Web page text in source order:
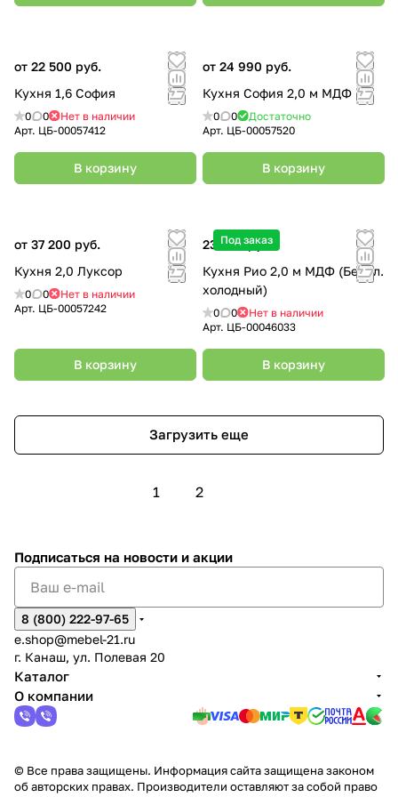
от 22 500 руб.
Кухня 1,6 София
0 0
Нет в наличии
Арт. ЦБ-00057412
В корзину
от 24 990 руб.
Кухня София 2,0 м МДФ
0 0
Достаточно
Арт. ЦБ-00057520
В корзину
от 37 200 руб.
Кухня 2,0 Луксор
0 0
Нет в наличии
Арт. ЦБ-00057242
В корзину
Под заказ
23 400 руб.
Кухня Рио 2,0 м МДФ (Бел гл.
холодный)
0 0
Нет в наличии
Арт. ЦБ-00046033
В корзину
Загрузить еще
1 2
Подписаться на новости и акции
8 (800) 222-97-65
e.shop@mebel-21.ru
г. Канаш, ул. Полевая 20
Каталог
О компании
© Все права защищены. Информация сайта защищена законом
об авторских правах. Производители оставляют за собой право